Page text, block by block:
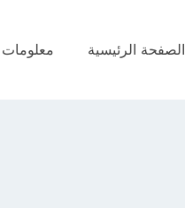
الصفحة الرئيسية معلومات